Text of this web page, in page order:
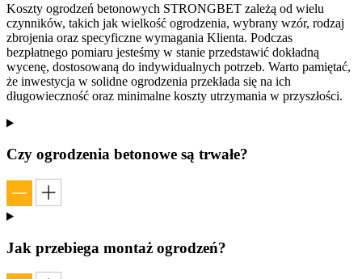
Koszty ogrodzeń betonowych STRONGBET zależą od wielu
czynników, takich jak wielkość ogrodzenia, wybrany wzór, rodzaj
zbrojenia oraz specyficzne wymagania Klienta. Podczas
bezpłatnego pomiaru jesteśmy w stanie przedstawić dokładną
wycenę, dostosowaną do indywidualnych potrzeb. Warto pamiętać,
że inwestycja w solidne ogrodzenia przekłada się na ich
długowieczność oraz minimalne koszty utrzymania w przyszłości.
Czy ogrodzenia betonowe są trwałe?
Jak przebiega montaż ogrodzeń?